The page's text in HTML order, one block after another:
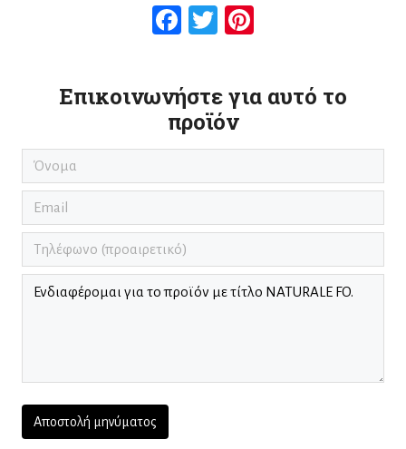
Facebook
Twitter
Επικοινωνήστε για αυτό το
προϊόν